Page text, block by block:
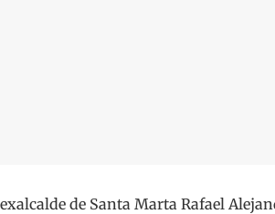
exalcalde de Santa Marta Rafael